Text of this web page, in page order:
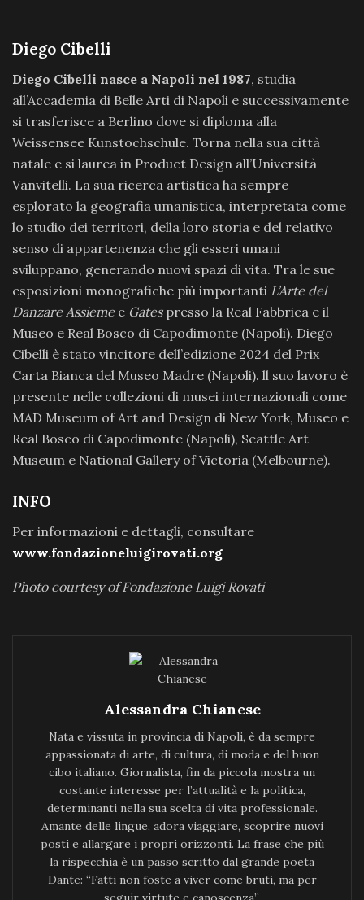
Diego Cibelli
Diego Cibelli nasce a Napoli nel 1987, studia
all’Accademia di Belle Arti di Napoli e successivamente
si trasferisce a Berlino dove si diploma alla
Weissensee Kunstochschule. Torna nella sua città
natale e si laurea in Product Design all’Università
Vanvitelli. La sua ricerca artistica ha sempre
esplorato la geografia umanistica, interpretata come
lo studio dei territori, della loro storia e del relativo
senso di appartenenza che gli esseri umani
sviluppano, generando nuovi spazi di vita. Tra le sue
esposizioni monografiche più importanti L’Arte del
Danzare Assieme e Gatespresso la Real Fabbrica e il
Museo e Real Bosco di Capodimonte (Napoli). Diego
Cibelli è stato vincitore dell’edizione 2024 del Prix
Carta Bianca del Museo Madre (Napoli). ll suo lavoro è
presente nelle collezioni di musei internazionali come
MAD Museum of Art and Design di New York, Museo e
Real Bosco di Capodimonte (Napoli), Seattle Art
Museum e National Gallery of Victoria (Melbourne).
INFO
Per informazioni e dettagli, consultare
www.fondazioneluigirovati.org
Photo courtesy of Fondazione Luigi Rovati
Alessandra Chianese
Nata e vissuta in provincia di Napoli, è da sempre
appassionata di arte, di cultura, di moda e del buon
cibo italiano. Giornalista, fin da piccola mostra un
costante interesse per l’attualità e la politica,
determinanti nella sua scelta di vita professionale.
Amante delle lingue, adora viaggiare, scoprire nuovi
posti e allargare i propri orizzonti. La frase che più
la rispecchia è un passo scritto dal grande poeta
Dante: “Fatti non foste a viver come bruti, ma per